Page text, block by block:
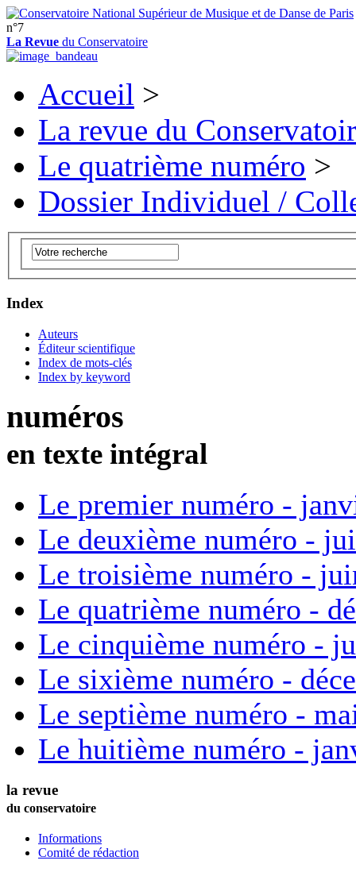
n°7
La Revue du Conservatoire
Accueil >
La revue du
Le quatrième numéro >
Dossier Individuel /
Index
Auteurs
Éditeur scientifique
Index de mots-clés
Index by keyword
numéros
en texte intégral
Le premier numéro -
Le deuxième numéro -
Le troisième numéro -
Le quatrième numéro -
Le cinquième numéro -
Le sixième numéro -
Le septième numéro -
Le huitième numéro -
la revue
du conservatoire
Informations
Comité de rédaction